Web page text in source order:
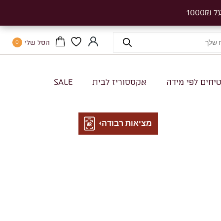
הסל שלי 0
לפי מידה אקססוריז לבית SALE
מציאות רבודה